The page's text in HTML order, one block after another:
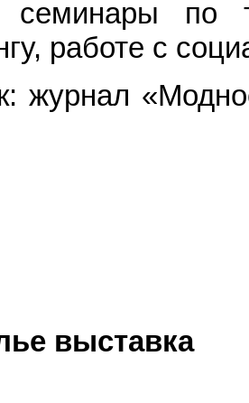
по
работе с
журнал
выставка